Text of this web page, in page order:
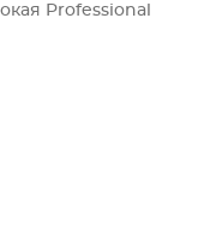
Professional